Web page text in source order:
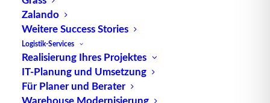
Zalando
Weitere Success Stories
Logistik-Services
Realisierung Ihres Projektes
IT-Planung und Umsetzung
Für Planer und Berater
Warehouse Modernisierung
zu einer vorgegebenen Höhe, wird dort abgesaugt
und einem Außen-Umluftbetrieb zugeführt. Damit
können unterschiedliche, horizontal angeordnete
Temperaturzonen in einemLager
(Entwicklung und Patent: Siemens AG/Produktions-
und Logistiksysteme (PL) und Zander Klimatechnik